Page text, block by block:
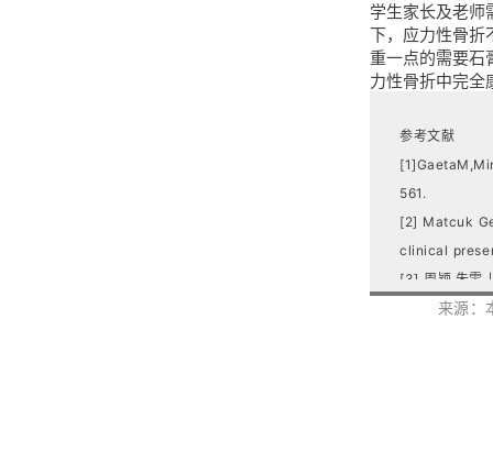
学生家长及老师
下，应力性骨折
重一点的需要石
力性骨折中完全
参考文献
561.
[2] Matcuk
clinical
[3] 周颖,朱雯.
[4] Yukata
来源：